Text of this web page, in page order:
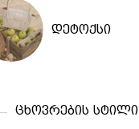
დეტოქსი
ცხოვრების სტილი